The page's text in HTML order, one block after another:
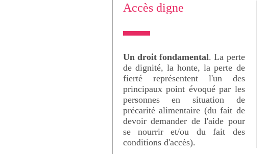
Accès digne
Un droit fondamental. La perte
de dignité, la honte, la perte de
fierté représentent l'un des
principaux point évoqué par les
personnes en situation de
précarité alimentaire (du fait de
devoir demander de l'aide pour
se nourrir et/ou du fait des
conditions d'accès).